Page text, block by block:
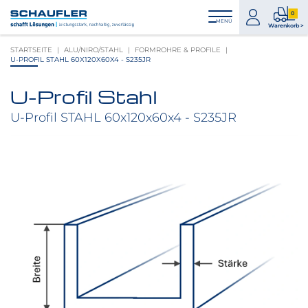
Inhalt
Hauptnavigation
Footernavigation
Logo
Schaufler
verlinkt
zur
MENÜ
zum
Konto
0
Warenkorb >
0
STARTSEITE ALU/NIRO/STAHL
FORMROHRE & PROFILE
U-PROFIL STAHL 60X120X60X4 - S235JR
Produktbilder
U-Profil Stahl
U-Profil STAHL 60x120x60x4 - S235JR